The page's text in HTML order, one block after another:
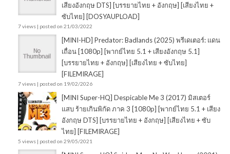
เสียงอังกฤษ DTS] [บรรยายไทย + อังกฤษ] [เสียงไทย +
ซับไทย] [DOSYAUPLOAD]
7 views | posted on 21/03/2022
[MINI-HD] Predator: Badlands (2025) พรีเดเตอร์: แดน
เถื่อน [1080p] [พากย์ไทย 5.1 + เสียงอังกฤษ 5.1]
[บรรยายไทย + อังกฤษ] [เสียงไทย + ซับไทย]
[FILEMIRAGE]
7 views | posted on 19/02/2026
[MINI Super-HQ] Despicable Me 3 (2017) มิสเตอร์
แสบ ร้ายเกินพิกัด ภาค 3 [1080p] [พากย์ไทย 5.1 + เสียง
อังกฤษ DTS] [บรรยายไทย + อังกฤษ] [เสียงไทย + ซับ
ไทย] [FILEMIRAGE]
5 views | posted on 29/05/2021